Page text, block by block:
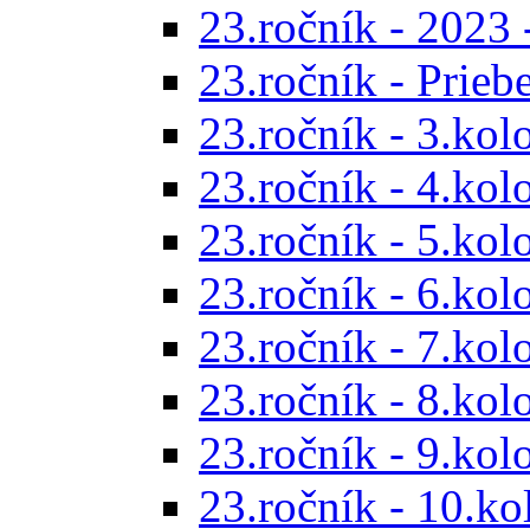
23.ročník - 2023
23.ročník -
23.ročník -
23.ročník -
23.ročník -
23.ročník -
23.ročník -
23.ročník -
23.ročník -
23.ročník -